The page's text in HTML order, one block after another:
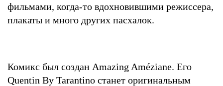
фильмами, когда-то вдохновившими режиссера,
плакаты и много других пасхалок.
Комикс был создан Amazing Améziane. Его
Quentin By Tarantino станет оригинальным